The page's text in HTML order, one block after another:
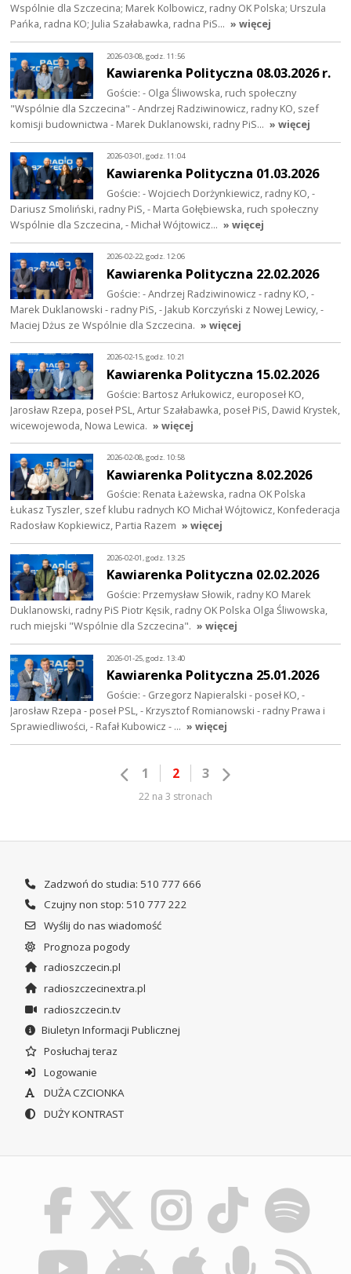
Wspólnie dla Szczecina; Marek Kolbowicz, radny OK Polska; Urszula
Pańka, radna KO; Julia Szałabawka, radna PiS… » więcej
2026-03-08, godz. 11:56
Kawiarenka Polityczna 08.03.2026 r.
Goście: - Olga Śliwowska, ruch społeczny
"Wspólnie dla Szczecina" - Andrzej Radziwinowicz, radny KO, szef
komisji budownictwa - Marek Duklanowski, radny PiS… » więcej
2026-03-01, godz. 11:04
Kawiarenka Polityczna 01.03.2026
Goście: - Wojciech Dorżynkiewicz, radny KO, -
Dariusz Smoliński, radny PiS, - Marta Gołębiewska, ruch społeczny
Wspólnie dla Szczecina, - Michał Wójtowicz… » więcej
2026-02-22, godz. 12:06
Kawiarenka Polityczna 22.02.2026
Goście: - Andrzej Radziwinowicz - radny KO, -
Marek Duklanowski - radny PiS, - Jakub Korczyński z Nowej Lewicy, -
Maciej Dżus ze Wspólnie dla Szczecina. » więcej
2026-02-15, godz. 10:21
Kawiarenka Polityczna 15.02.2026
Goście: Bartosz Arłukowicz, europoseł KO,
Jarosław Rzepa, poseł PSL, Artur Szałabawka, poseł PiS, Dawid Krystek,
wicewojewoda, Nowa Lewica. » więcej
2026-02-08, godz. 10:58
Kawiarenka Polityczna 8.02.2026
Goście: Renata Łażewska, radna OK Polska
Łukasz Tyszler, szef klubu radnych KO Michał Wójtowicz, Konfederacja
Radosław Kopkiewicz, Partia Razem » więcej
2026-02-01, godz. 13:25
Kawiarenka Polityczna 02.02.2026
Goście: Przemysław Słowik, radny KO Marek
Duklanowski, radny PiS Piotr Kęsik, radny OK Polska Olga Śliwowska,
ruch miejski "Wspólnie dla Szczecina". » więcej
2026-01-25, godz. 13:40
Kawiarenka Polityczna 25.01.2026
Goście: - Grzegorz Napieralski - poseł KO, -
Jarosław Rzepa - poseł PSL, - Krzysztof Romianowski - radny Prawa i
Sprawiedliwości, - Rafał Kubowicz - … » więcej
1 2 3
22 na 3 stronach
Zadzwoń do studia: 510 777 666
Czujny non stop: 510 777 222
Wyślij do nas wiadomość
Prognoza pogody
radioszczecin.pl
radioszczecinextra.pl
radioszczecin.tv
Biuletyn Informacji Publicznej
Posłuchaj teraz
Logowanie
DUŻA CZCIONKA
DUŻY KONTRAST